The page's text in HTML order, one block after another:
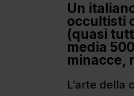
Un
occultisti
(quasi
media
minacce,
L’arte della